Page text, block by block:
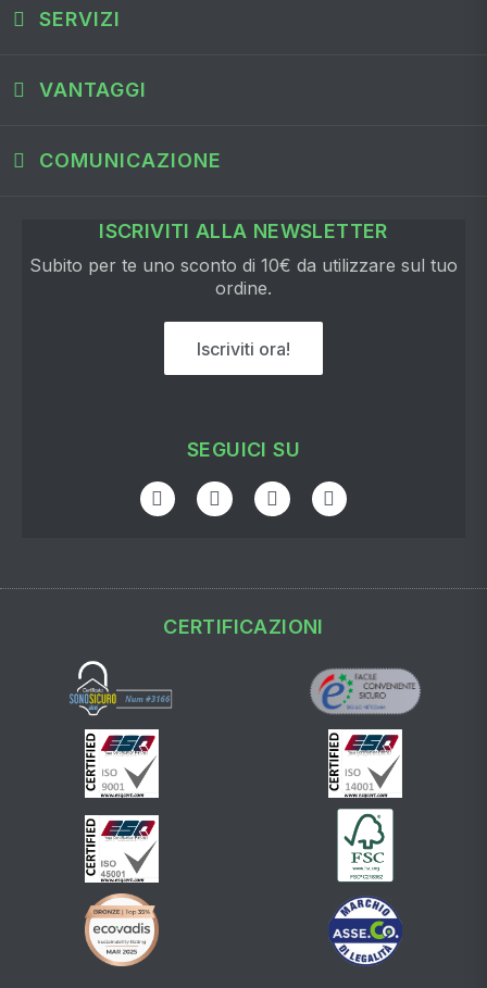
SERVIZI
VANTAGGI
COMUNICAZIONE
ISCRIVITI ALLA NEWSLETTER
Subito per te uno sconto di 10€ da utilizzare sul tuo
ordine.
Iscriviti ora!
SEGUICI SU
CERTIFICAZIONI